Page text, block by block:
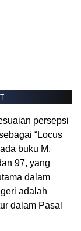
persepsi
“Locus
buku M.
97, yang
dalam
adalah
dalam Pasal